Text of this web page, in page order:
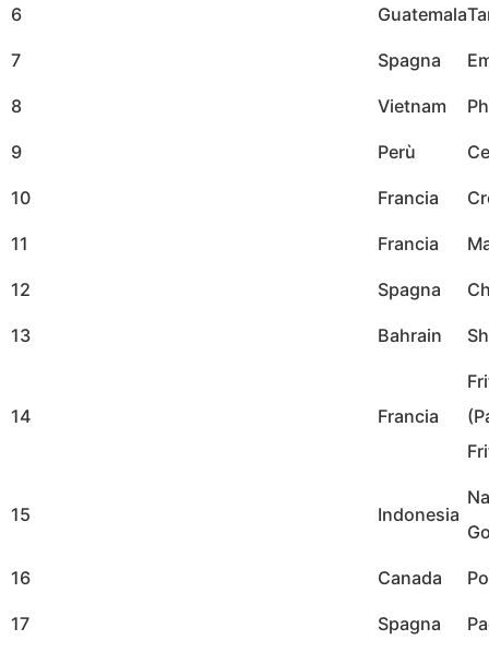
6 Guatemala
7 Spagna
8 Vietnam
9 Perù
10 Francia
11 Francia
12 Spagna
13 Bahrain
14 Francia
15 Indonesia
16 Canada
17 Spagna